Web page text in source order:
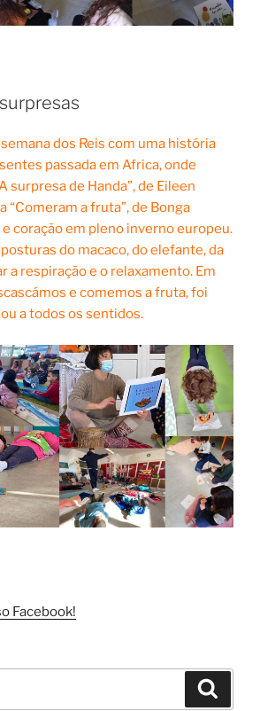
dos Reis com uma história
passada em Africa, onde
surpresa de Handa”, de Eileen
“Comeram a fruta”, de Bonga
coração em pleno inverno europeu.
do macaco, do elefante, da
a respiração e o relaxamento. Em
e comemos a fruta, foi
a todos os sentidos.
Facebook!